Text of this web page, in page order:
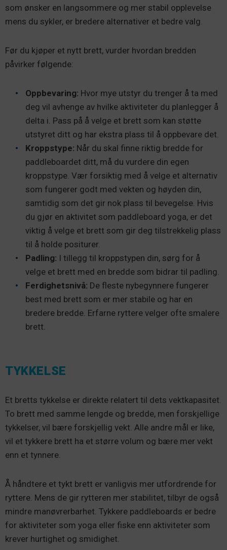
som ønsker en langsommere og mer stabil opplevelse
mens du sykler, er bredere alternativer et bedre valg.
Før du kjøper et nytt brett, vurder hvordan bredden
påvirker følgende:
Oppbevaring: Hvor mye utstyr du trenger å ta med
deg vil avhenge av hvilke aktiviteter du planlegger å
delta i. Pass på å velge et brett som kan støtte
utstyret ditt og har ekstra plass til å oppbevare det.
Kroppstype: Når du skal finne riktig bredde for
paddleboardet ditt, må du vurdere din egen
kroppstype. Vær forsiktig med å velge et alternativ
som fungerer godt med vekten og høyden din,
samtidig som det gir nok plass til bevegelse. Hvis
du gjør en aktivitet som paddleboard yoga, er det
viktig å velge et brett som gir deg tilstrekkelig plass
til å holde positurer.
Padling: I tillegg til kroppstypen din, sørg for å
velge et brett med en bredde som bidrar til padling.
Ferdighetsnivå: De fleste nybegynnere fungerer
best med brett som er mer stabile og har en
bredere bredde. Erfarne ryttere velger ofte smalere
brett.
TYKKELSE
Et bretts tykkelse er direkte relatert til dets vektkapasitet.
To brett med samme lengde og bredde, men forskjellige
tykkelser, vil bære forskjellig vekt. Alle andre mål er like,
vil et tykkere brett ha et større volum og bære mer vekt
enn et tynnere.
Å håndtere et tykt brett er vanligvis mer utfordrende for
ryttere. Mens de gir rytteren mer stabilitet, tilbyr de også
mindre manøvrerbarhet. Tykkere paddleboards er bedre
for aktiviteter som yoga eller fiske enn aktiviteter som
krever hurtighet og smidighet.